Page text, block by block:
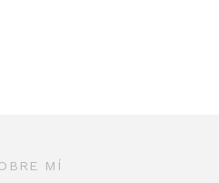
MÍ